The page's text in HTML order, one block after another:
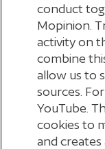
conduct
Mopinion.
activity on
combine
allow us to
sources.
YouTube.
cookies to
and